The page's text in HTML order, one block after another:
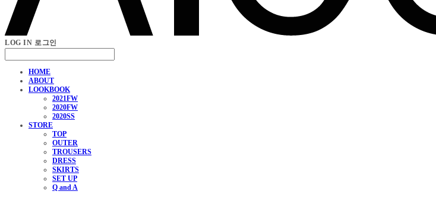
LOG IN 로그인
HOME
ABOUT
LOOKBOOK
2021FW
2020FW
2020SS
STORE
TOP
OUTER
TROUSERS
DRESS
SKIRTS
SET UP
Q and A